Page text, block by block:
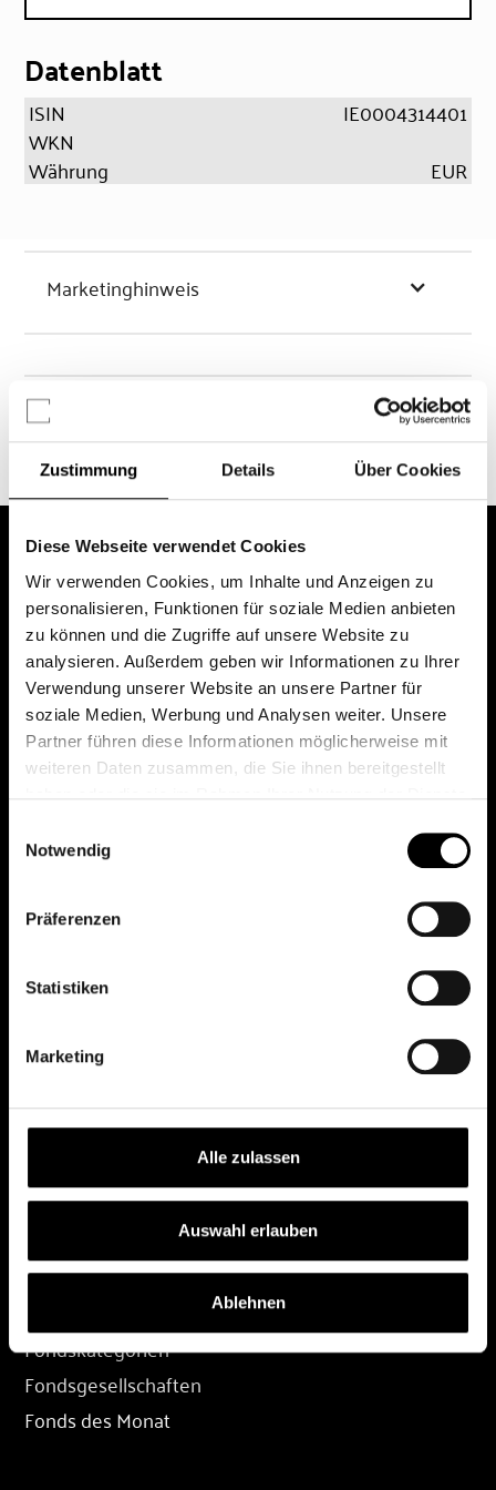
Zustimmung Details Über Cookies
Diese Webseite verwendet Cookies
Wir verwenden Cookies, um Inhalte und Anzeigen zu
personalisieren, Funktionen für soziale Medien anbieten
zu können und die Zugriffe auf unsere Website zu
analysieren. Außerdem geben wir Informationen zu Ihrer
Verwendung unserer Website an unsere Partner für
soziale Medien, Werbung und Analysen weiter. Unsere
Partner führen diese Informationen möglicherweise mit
weiteren Daten zusammen, die Sie ihnen bereitgestellt
Notwendig
Präferenzen
Statistiken
Marketing
Alle zulassen
Auswahl erlauben
Ablehnen
Datenblatt
ISIN
IE0004314401
WKN
Währung
EUR
Marketinghinweis
Chancen & Risiken
Das erste Depot in Österreich mit 0€ Kontoführung,
0€ Ausgabeaufschlag und 0€ Depotgebühren bei
knapp 2000 Fonds und 0€ Orderspesen.
All rights reserved.
Depot eröffnen
Depot übertragen
Konditionen
FONDS
Fondskategorien
Fondsgesellschaften
Fonds des Monat